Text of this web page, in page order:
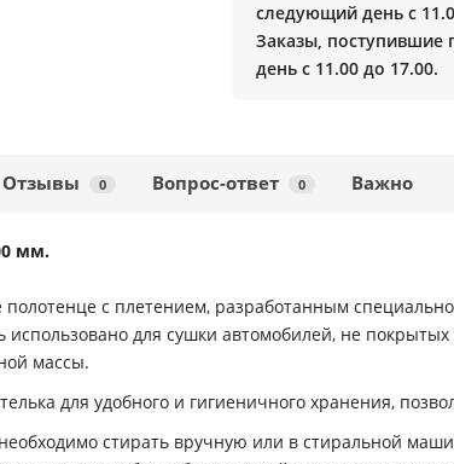
следующий день с
Заказы, поступившие
день с 11.00 до 17.00.
Отзывы 0 Вопрос-ответ 0 Важно
мм.
с плетением, разработанным
для сушки автомобилей, не покрытых
массы.
для удобного и гигиеничного хранения,
стирать вручную или в стиральной